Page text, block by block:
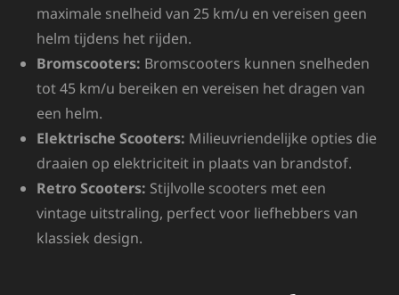
maximale snelheid van 25 km/u en vereisen geen
helm tijdens het rijden.
Bromscooters: Bromscooters kunnen snelheden
tot 45 km/u bereiken en vereisen het dragen van
een helm.
Elektrische Scooters: Milieuvriendelijke opties die
draaien op elektriciteit in plaats van brandstof.
Retro Scooters: Stijlvolle scooters met een
vintage uitstraling, perfect voor liefhebbers van
klassiek design.